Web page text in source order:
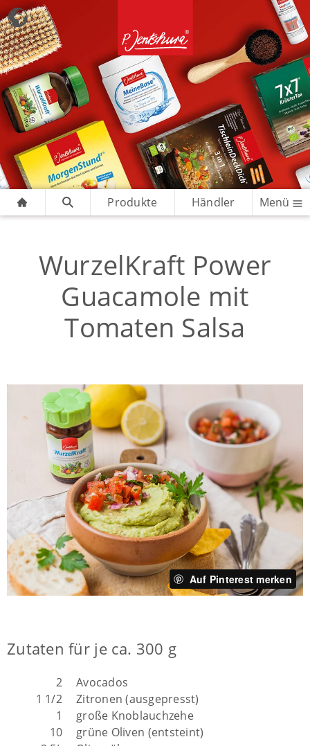
Produkte Händler Menü
WurzelKraft Power
Guacamole mit
Tomaten Salsa
Auf Pinterest merken
Zutaten für je ca. 300 g
2
Avocados
1 1/2
Zitronen (ausgepresst)
1
große Knoblauchzehe
10
grüne Oliven (entsteint)